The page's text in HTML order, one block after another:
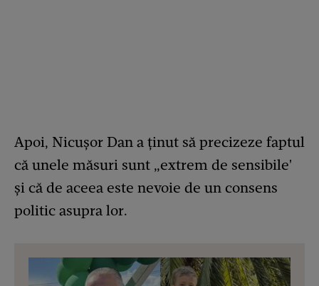
Apoi, Nicușor Dan a ținut să precizeze faptul
că unele măsuri sunt „extrem de sensibile'
și că de aceea este nevoie de un consens
politic asupra lor.